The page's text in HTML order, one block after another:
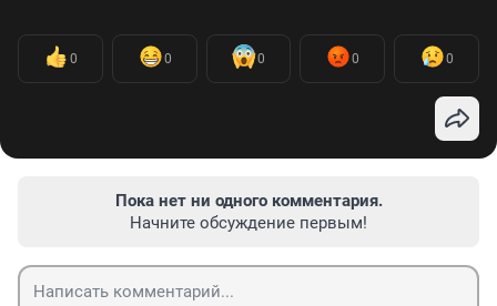
0 0 0 0 0
Пока нет ни одного комментария.
Начните обсуждение первым!